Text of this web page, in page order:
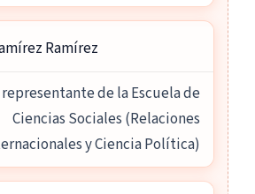
Ramírez
de la Escuela de
Ciencias Sociales (Relaciones
y Ciencia Política)